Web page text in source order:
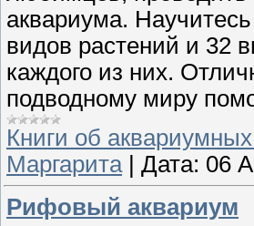
аквариума.
видов растений и 32
каждого из них.
подводному миру
Книги об
Маргарита | Дата: 06
Рифовый аквариум